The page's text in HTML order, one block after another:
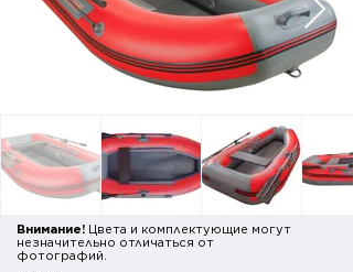
Внимание! Цвета и комплектующие могут
незначительно отличаться от
фотографий.